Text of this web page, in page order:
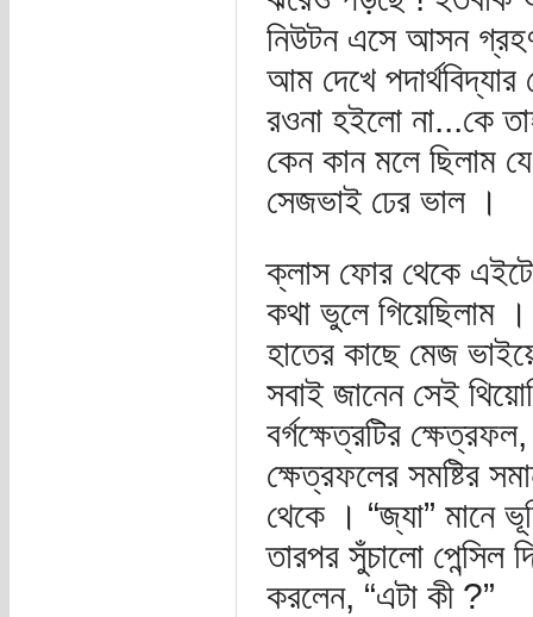
নিউটন এসে আসন
আম দেখে
রওনা হইলো না...কে
কেন কান মলে ছিলাম
সেজভাই ঢের ভাল ।
ক্লাস ফোর থেকে এইটে
কথা ভুলে গিয়েছিলাম
হাতের কাছে মেজ
সবাই জানেন সেই
বর্গক্ষেত্রটির
ক্ষেত্রফলের সমষ্টির
থেকে । “জ্যা” মানে
তারপর সুঁচালো পেন্সিল
করলেন, “এটা কী ?”